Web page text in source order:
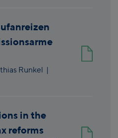
Runkel |
in the
reforms